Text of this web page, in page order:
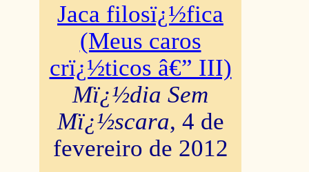
Jaca filosï¿½fica
(Meus caros
crï¿½ticos â€” III)
Mï¿½dia Sem
Mï¿½scara, 4 de
fevereiro de 2012